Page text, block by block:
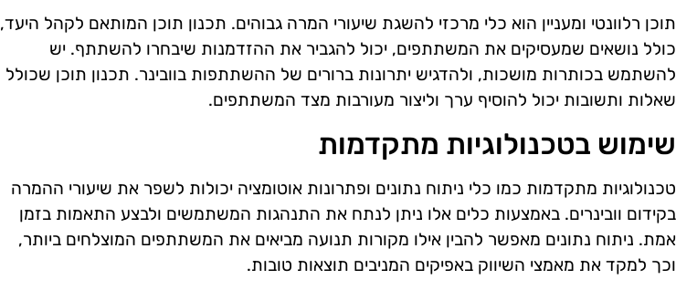
תוכן רלוונטי ומעניין הוא כלי מרכזי להשגת שיעורי המרה גבוהים. תכנון תוכן המותאם לקהל היעד,
כולל נושאים שמעסיקים את המשתתפים, יכול להגביר את ההזדמנות שיבחרו להשתתף. יש
להשתמש בכותרות מושכות, ולהדגיש יתרונות ברורים של ההשתתפות בוובינר. תכנון תוכן שכולל
שאלות ותשובות יכול להוסיף ערך וליצור מעורבות מצד המשתתפים.
שימוש בטכנולוגיות מתקדמות
טכנולוגיות מתקדמות כמו כלי ניתוח נתונים ופתרונות אוטומציה יכולות לשפר את שיעורי ההמרה
בקידום וובינרים. באמצעות כלים אלו ניתן לנתח את התנהגות המשתמשים ולבצע התאמות בזמן
אמת. ניתוח נתונים מאפשר להבין אילו מקורות תנועה מביאים את המשתתפים המוצלחים ביותר,
וכך למקד את מאמצי השיווק באפיקים המניבים תוצאות טובות.